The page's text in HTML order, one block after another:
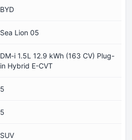
BYD
Sea Lion 05
DM-i 1.5L 12.9 kWh (163 CV) Plug-
in Hybrid E-CVT
5
5
SUV